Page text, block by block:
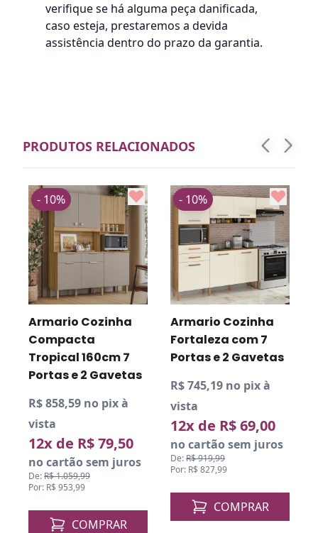
verifique se há alguma peça danificada,
caso esteja, prestaremos a devida
assistência dentro do prazo da garantia.
PRODUTOS RELACIONADOS
Armario Cozinha
Compacta
Tropical 160cm 7
Portas e 2 Gavetas
R$ 858,59 no pix à
vista
12x de R$ 79,50
no cartão sem juros
De:R$ 1.059,99
Por: R$ 953,99
- 10%
COMPRAR
Armario Cozinha
Fortaleza com 7
Portas e 2 Gavetas
R$ 745,19 no pix à
vista
12x de R$ 69,00
no cartão sem juros
De:R$ 919,99
Por: R$ 827,99
- 10%
COMPRAR